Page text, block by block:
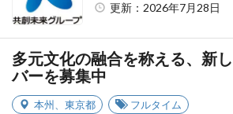
更新：2026年7月28日
多元文化の融合を称える、新
バーを募集中
本州 東京都 フルタイム